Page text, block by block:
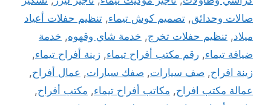
صالات وحدائق, تصميم كوش تيماء, تنظيم حفلات أعياد
ميلاد, تنظيم حفلات تخرج, خدمة شاي وقهوه, خدمة
ضيافة تيماء, رقم مكتب أفراح تيماء, زينة أفراح تيماء,
زينة افراح, صف سيارات, صفك سيارات, عمال أفراح,
عمالة مكتب افراح, مكاتب أفراح تيماء, مكتب أفراح,